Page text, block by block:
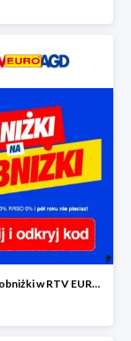
Obniżki na obniżki w RTV EURO AGD do -40%